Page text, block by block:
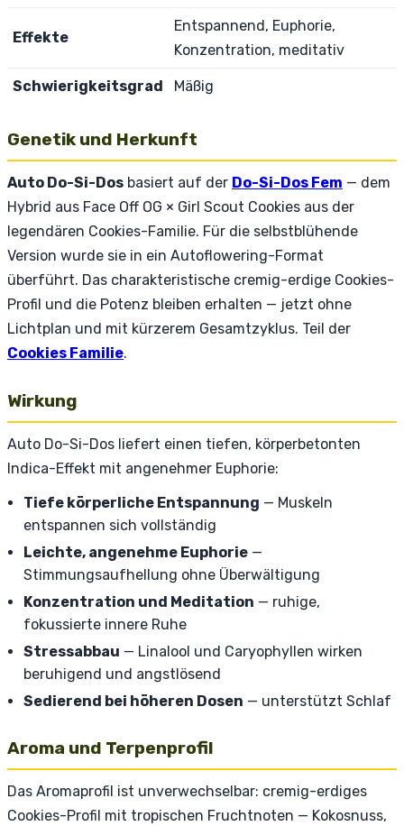
Effekte
Entspannend, Euphorie,
Konzentration, meditativ
Schwierigkeitsgrad Mäßig
Genetik und Herkunft
Auto Do-Si-Dos basiert auf der Do-Si-Dos Fem — dem
Hybrid aus Face Off OG × Girl Scout Cookies aus der
legendären Cookies-Familie. Für die selbstblühende
Version wurde sie in ein Autoflowering-Format
überführt. Das charakteristische cremig-erdige Cookies-
Profil und die Potenz bleiben erhalten — jetzt ohne
Lichtplan und mit kürzerem Gesamtzyklus. Teil der
Cookies Familie.
Wirkung
Auto Do-Si-Dos liefert einen tiefen, körperbetonten
Indica-Effekt mit angenehmer Euphorie:
Tiefe körperliche Entspannung — Muskeln
entspannen sich vollständig
Leichte, angenehme Euphorie —
Stimmungsaufhellung ohne Überwältigung
Konzentration und Meditation — ruhige,
fokussierte innere Ruhe
Stressabbau — Linalool und Caryophyllen wirken
beruhigend und angstlösend
Sedierend bei höheren Dosen — unterstützt Schlaf
Aroma und Terpenprofil
Das Aromaprofil ist unverwechselbar: cremig-erdiges
Cookies-Profil mit tropischen Fruchtnoten — Kokosnuss,